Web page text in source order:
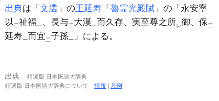
出典は「 文選 」の王延寿 「 魯霊光殿賦 」の「永安寧
以 二祉福一、長与二大漢一而久存、実至尊之所レ御、保二
延寿一而宜二子孫一 」による。
出典
精選版 日本国語大辞典
精選版 日本国語大辞典について情報 | 凡例